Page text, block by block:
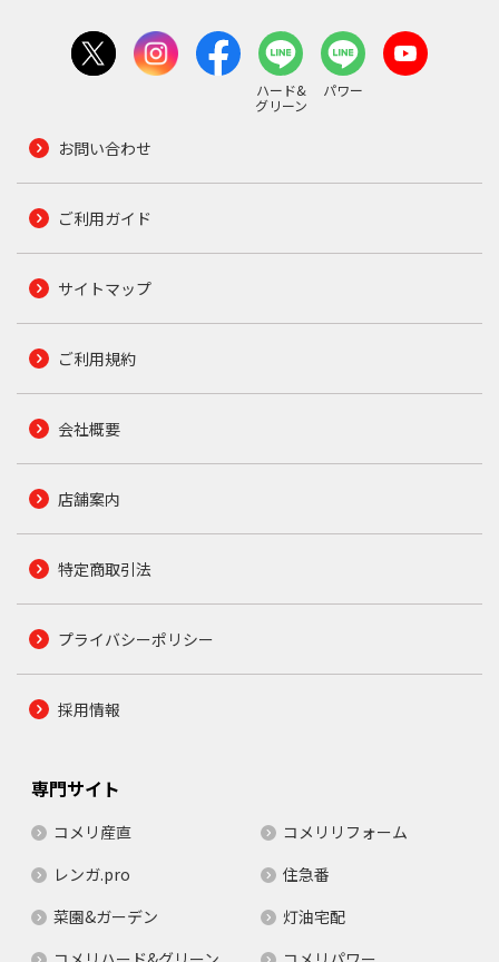
ハード&
グリーン
パワー
お問い合わせ
ご利用ガイド
サイトマップ
ご利用規約
会社概要
店舗案内
特定商取引法
プライバシーポリシー
採用情報
専門サイト
コメリ産直
コメリリフォーム
レンガ.pro
住急番
菜園&ガーデン
灯油宅配